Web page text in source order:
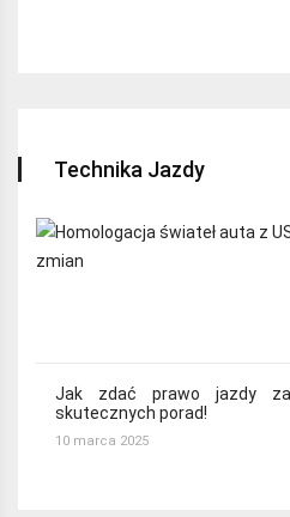
Technika Jazdy
Jak zdać prawo jazdy
skutecznych porad!
10 marca 2025